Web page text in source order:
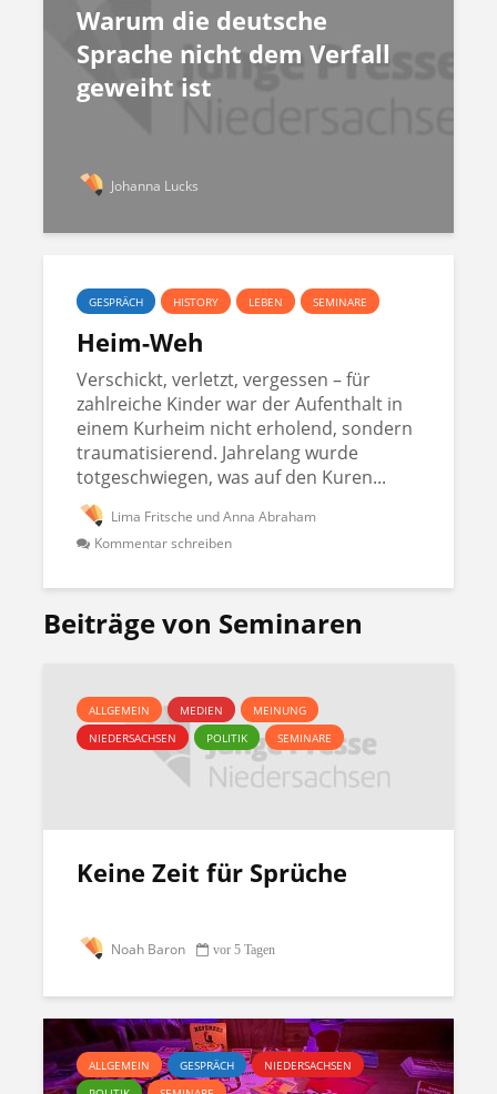
Warum die deutsche
Sprache nicht dem Verfall
geweiht ist
Johanna Lucks
GESPRÄCH HISTORY LEBEN SEMINARE
Heim-Weh
Verschickt, verletzt, vergessen – für
zahlreiche Kinder war der Aufenthalt in
einem Kurheim nicht erholend, sondern
traumatisierend. Jahrelang wurde
totgeschwiegen, was auf den Kuren...
Lima Fritsche und Anna Abraham
Kommentar schreiben
Beiträge von Seminaren
ALLGEMEIN MEDIEN
MEINUNG
NIEDERSACHSEN
POLITIK SEMINARE
Keine Zeit für Sprüche
Noah Baron vor 5 Tagen
ALLGEMEIN GESPRÄCH
NIEDERSACHSEN